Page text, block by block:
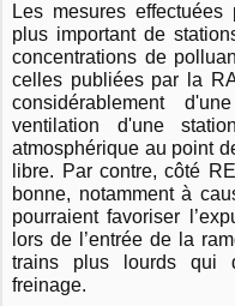
Les mesures
plus important de
concentrations de
celles publiées par la
considérablement
ventilation d'une
atmosphérique au point
libre. Par contre, côté
bonne, notamment à
pourraient favoriser
lors de l’entrée de la
trains plus lourds qui
freinage.